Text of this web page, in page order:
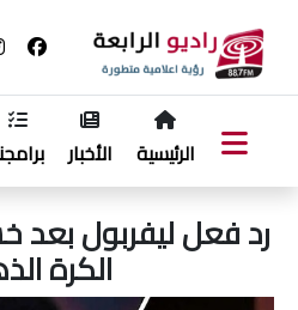
الرئيسية الأخبار
رد فعل ليفربول
الكرة